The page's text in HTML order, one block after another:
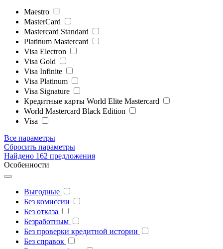
Maestro
MasterCard
Mastercard Standard
Platinum Mastercard
Visa Electron
Visa Gold
Visa Infinite
Visa Platinum
Visa Signature
Кредитные карты World Elite Mastercard
World Mastercard Black Edition
Visa
Все параметры
Сбросить параметры
Найдено 162 предложения
Особенности
Выгодные
Без комиссии
Без отказа
Безработным
Без проверки кредитной истории
Без справок